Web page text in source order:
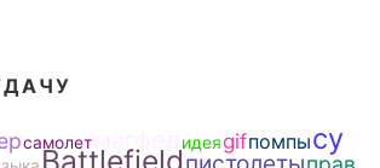
самолет идеяgifпомпысу
Battlefield